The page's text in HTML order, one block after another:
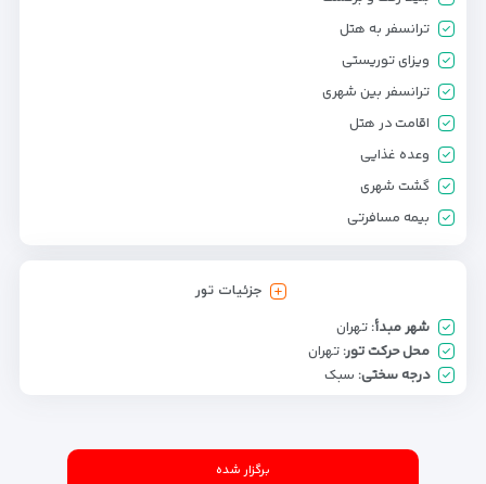
ترانسفر به هتل
ویزای توریستی
ترانسفر بین شهری
اقامت در هتل
وعده غذایی
گشت شهری
بیمه مسافرتی
جزئیات تور
شهر مبدأ: تهران
محل حرکت تور: تهران
درجه سختی: سبک
برگزار شده